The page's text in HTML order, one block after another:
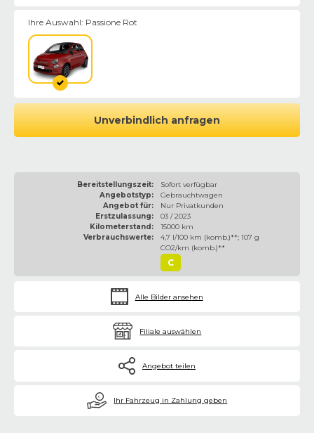
Ihre Auswahl: Passione Rot
Unverbindlich anfragen
Bereitstellungszeit:
Sofort verfügbar
Angebotstyp:
Gebrauchtwagen
Angebot für:
Nur Privatkunden
Erstzulassung:
03 / 2023
Kilometerstand:
15000 km
Verbrauchswerte:
4,7 l/100 km (komb.)**; 107 g
CO2/km (komb.)**
C
Alle Bilder ansehen
Filiale auswählen
Angebot teilen
€ Ihr Fahrzeug in Zahlung geben